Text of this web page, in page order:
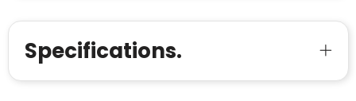
Specifications.